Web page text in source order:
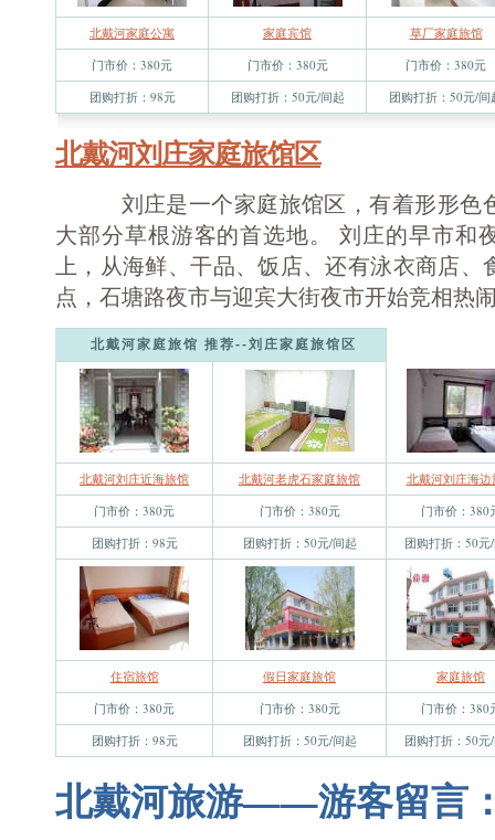
北戴河家庭公寓 家庭宾馆
草厂家庭旅馆
门市价：380元
门市价：380元
门市价：380元
团购打折：98元
团购打折：50元/间起 团购打折：50元/间
北戴河刘庄家庭旅馆区
刘庄是一个家庭旅馆区，有着形形色
大部分草根游客的首选地。 刘庄的早市和
上，从海鲜、干品、饭店、还有泳衣商店、
点，石塘路夜市与迎宾大街夜市开始竞相热
北戴河家庭旅馆 推荐--刘庄家庭旅馆区
北戴河刘庄近海旅馆 北戴河老虎石家庭旅馆
北戴河刘庄海边
门市价：380元
门市价：380元
门市价：380
团购打折：98元
团购打折：50元/间起 团购打折：50元
住宿旅馆 假日家庭旅馆
家庭旅馆
门市价：380元
门市价：380元
门市价：380
团购打折：98元
团购打折：50元/间起 团购打折：50元
北戴河旅游——游客留言